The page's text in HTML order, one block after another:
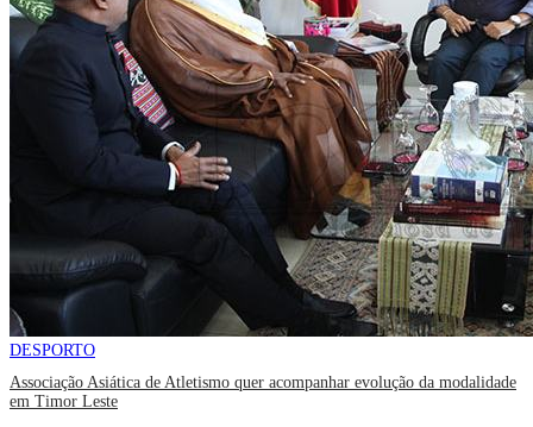
DESPORTO
Associação Asiática de Atletismo quer acompanhar evolução da modalidade
em Timor Leste